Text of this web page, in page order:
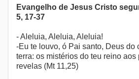
Evangelho de Jesus Cristo
5, 17-37
- Aleluia, Aleluia, Aleluia!
-Eu te louvo, ó Pai santo, Deus do
terra: os mistérios do teu reino aos
revelas (Mt 11,25)